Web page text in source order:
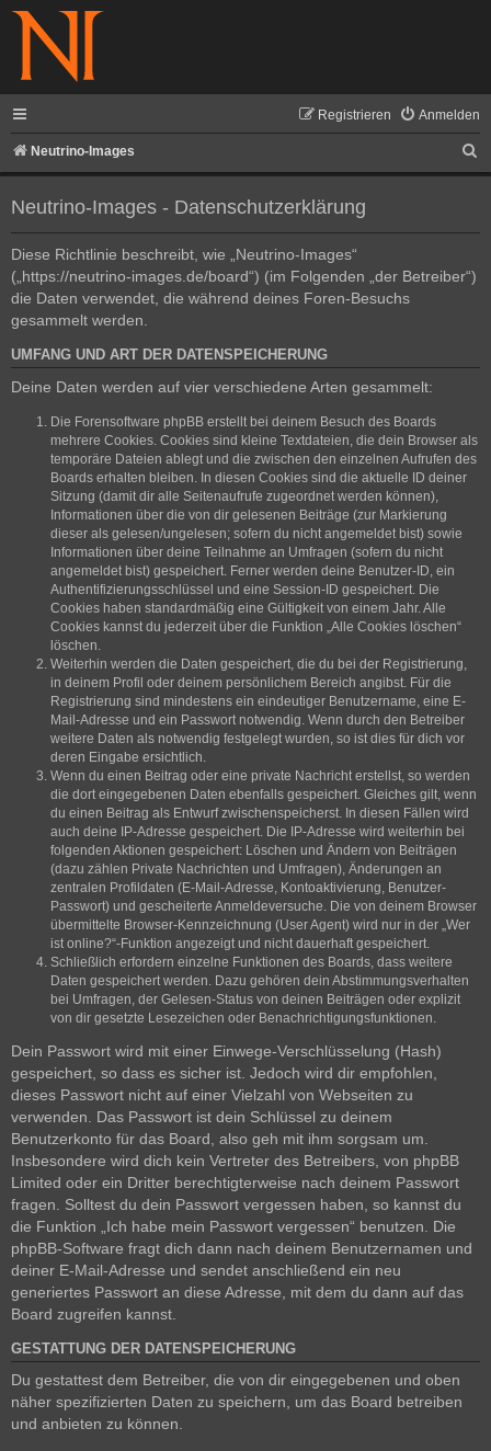
Anmelden
Registrieren
Neutrino-Images
u
Neutrino-Images - Datenschutzerklärung
Diese Richtlinie beschreibt, wie „Neutrino-Images“
(„https://neutrino-images.de/board“) (im Folgenden „der Betreiber“)
die Daten verwendet, die während deines Foren-Besuchs
gesammelt werden.
UMFANG UND ART DER DATENSPEICHERUNG
Deine Daten werden auf vier verschiedene Arten gesammelt:
Die Forensoftware phpBB erstellt bei deinem Besuch des Boards
mehrere Cookies. Cookies sind kleine Textdateien, die dein Browser als
temporäre Dateien ablegt und die zwischen den einzelnen Aufrufen des
Boards erhalten bleiben. In diesen Cookies sind die aktuelle ID deiner
Sitzung (damit dir alle Seitenaufrufe zugeordnet werden können),
Informationen über die von dir gelesenen Beiträge (zur Markierung
dieser als gelesen/ungelesen; sofern du nicht angemeldet bist) sowie
Informationen über deine Teilnahme an Umfragen (sofern du nicht
angemeldet bist) gespeichert. Ferner werden deine Benutzer-ID, ein
Authentifizierungsschlüssel und eine Session-ID gespeichert. Die
Cookies haben standardmäßig eine Gültigkeit von einem Jahr. Alle
Cookies kannst du jederzeit über die Funktion „Alle Cookies löschen“
löschen.
Weiterhin werden die Daten gespeichert, die du bei der Registrierung,
in deinem Profil oder deinem persönlichem Bereich angibst. Für die
Registrierung sind mindestens ein eindeutiger Benutzername, eine E-
Mail-Adresse und ein Passwort notwendig. Wenn durch den Betreiber
weitere Daten als notwendig festgelegt wurden, so ist dies für dich vor
deren Eingabe ersichtlich.
Wenn du einen Beitrag oder eine private Nachricht erstellst, so werden
die dort eingegebenen Daten ebenfalls gespeichert. Gleiches gilt, wenn
du einen Beitrag als Entwurf zwischenspeicherst. In diesen Fällen wird
auch deine IP-Adresse gespeichert. Die IP-Adresse wird weiterhin bei
folgenden Aktionen gespeichert: Löschen und Ändern von Beiträgen
(dazu zählen Private Nachrichten und Umfragen), Änderungen an
zentralen Profildaten (E-Mail-Adresse, Kontoaktivierung, Benutzer-
Passwort) und gescheiterte Anmeldeversuche. Die von deinem Browser
übermittelte Browser-Kennzeichnung (User Agent) wird nur in der „Wer
ist online?“-Funktion angezeigt und nicht dauerhaft gespeichert.
Schließlich erfordern einzelne Funktionen des Boards, dass weitere
Daten gespeichert werden. Dazu gehören dein Abstimmungsverhalten
bei Umfragen, der Gelesen-Status von deinen Beiträgen oder explizit
von dir gesetzte Lesezeichen oder Benachrichtigungsfunktionen.
Dein Passwort wird mit einer Einwege-Verschlüsselung (Hash)
gespeichert, so dass es sicher ist. Jedoch wird dir empfohlen,
dieses Passwort nicht auf einer Vielzahl von Webseiten zu
verwenden. Das Passwort ist dein Schlüssel zu deinem
Benutzerkonto für das Board, also geh mit ihm sorgsam um.
Insbesondere wird dich kein Vertreter des Betreibers, von phpBB
Limited oder ein Dritter berechtigterweise nach deinem Passwort
fragen. Solltest du dein Passwort vergessen haben, so kannst du
die Funktion „Ich habe mein Passwort vergessen“ benutzen. Die
phpBB-Software fragt dich dann nach deinem Benutzernamen und
deiner E-Mail-Adresse und sendet anschließend ein neu
generiertes Passwort an diese Adresse, mit dem du dann auf das
Board zugreifen kannst.
GESTATTUNG DER DATENSPEICHERUNG
Du gestattest dem Betreiber, die von dir eingegebenen und oben
näher spezifizierten Daten zu speichern, um das Board betreiben
und anbieten zu können.